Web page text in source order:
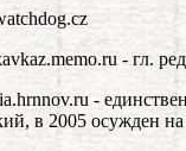
- гл.
-
в 2005 осужден